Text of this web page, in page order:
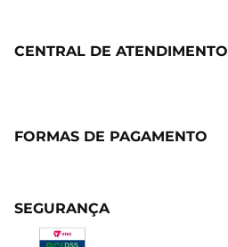
CENTRAL DE ATENDIMENTO
FORMAS DE PAGAMENTO
SEGURANÇA